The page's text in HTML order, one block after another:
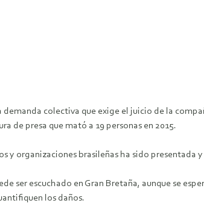
colectiva que exige el juicio de la
de presa que mató a 19 personas en 2015.
y organizaciones brasileñas ha sido presentada
ser escuchado en Gran Bretaña, aunque se
los daños.